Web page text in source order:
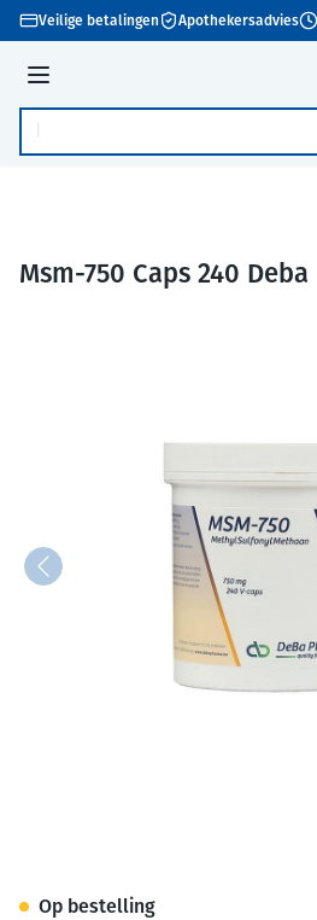
Ga naar de inhoud
Veilige betalingen Apothekersadvies
Menu
Product, merk, categorie...
Msm-750 Caps 240 Deba
Op bestelling